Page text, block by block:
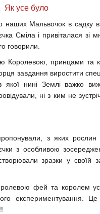
Як усе було
наших Мальвочок в садку
Сміла і привіталася зі
говорили.
Королевою, принцами та
завдання виростити
нині Землі важко
ні з ким не
з яких
з особливою
зразки у своїй
фей та королем
експериментування.